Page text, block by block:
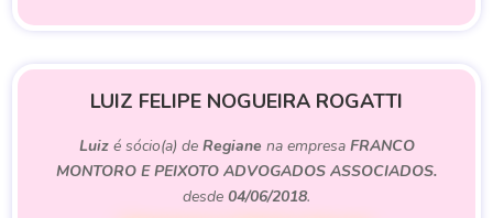
LUIZ FELIPE NOGUEIRA ROGATTI
Luizé sócio(a) de Regiane na empresa FRANCO
MONTORO E PEIXOTO ADVOGADOS ASSOCIADOS.
desde 04/06/2018.